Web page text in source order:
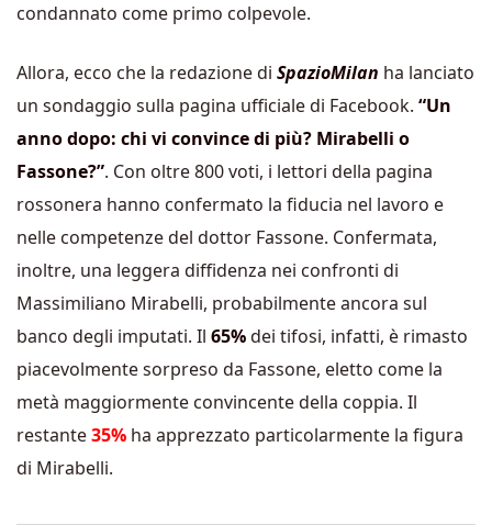
condannato come primo colpevole.
Allora, ecco che la redazione di SpazioMilan ha lanciato
un sondaggio sulla pagina ufficiale di Facebook. “Un
anno dopo: chi vi convince di più? Mirabelli o
Fassone?”. Con oltre 800 voti, i lettori della pagina
rossonera hanno confermato la fiducia nel lavoro e
nelle competenze del dottor Fassone. Confermata,
inoltre, una leggera diffidenza nei confronti di
Massimiliano Mirabelli, probabilmente ancora sul
banco degli imputati. Il 65%dei tifosi, infatti, è rimasto
piacevolmente sorpreso da Fassone, eletto come la
metà maggiormente convincente della coppia. Il
restante35% ha apprezzato particolarmente la figura
di Mirabelli.